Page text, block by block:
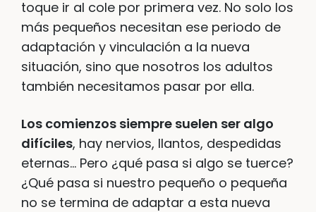
toque ir al cole por primera vez. No solo los
más pequeños necesitan ese periodo de
adaptación y vinculación a la nueva
situación, sino que nosotros los adultos
también necesitamos pasar por ella.
Los comienzos siempre suelen ser algo
difíciles, hay nervios, llantos, despedidas
eternas… Pero ¿qué pasa si algo se tuerce?
¿Qué pasa si nuestro pequeño o pequeña
no se termina de adaptar a esta nueva